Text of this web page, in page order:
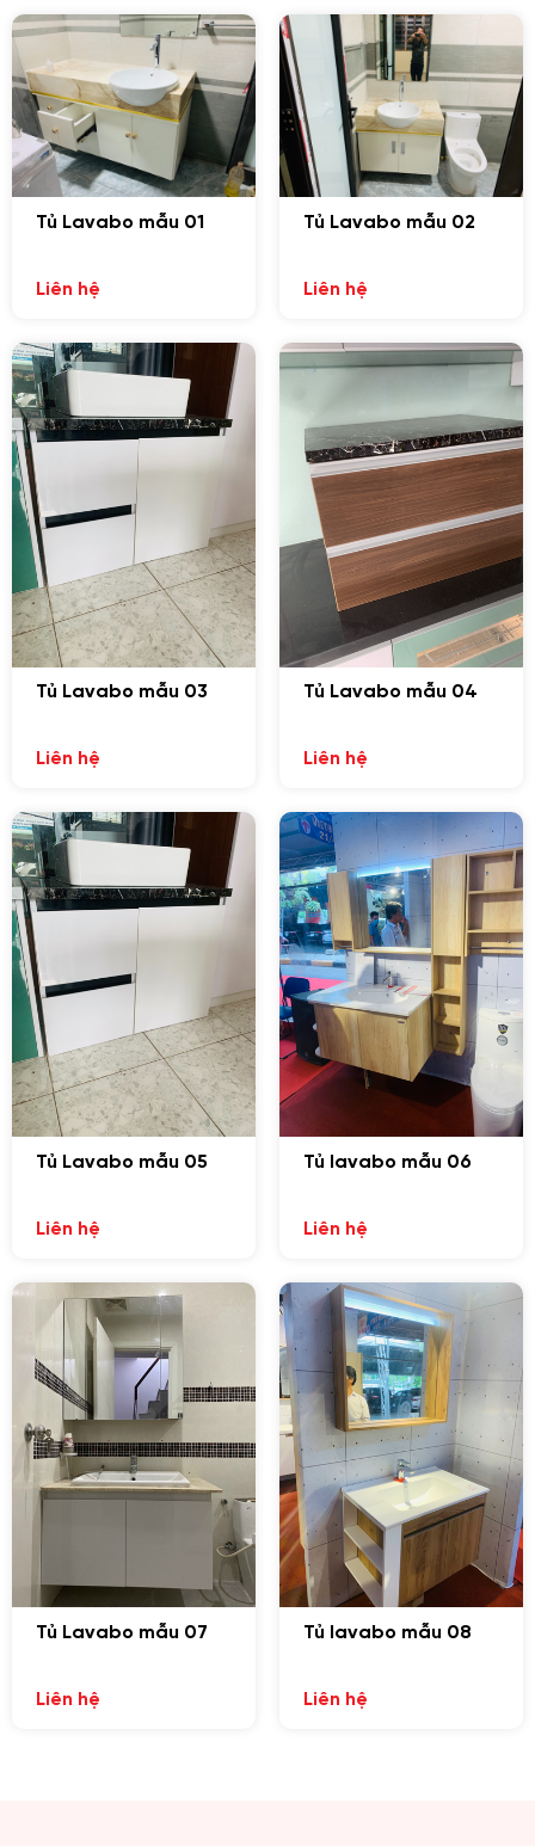
thiết kế với nhiều kích thước, mẫu mã và màu sắc đa
dạng. Tùy vào diện tích, kiến trúc phòng tắm cũng như sở
thích mà gia chủ có thể chọn mẫu tủ phù hợp.
Bộ tủ Lavabo giá rẻ
đang ngày càng được yêu thích và
là sản phẩm không thể thiếu khi trang trí phòng tắm. Lý
do nó được ưa chuộng là bởi nó có nhiều ưu điểm vượt
trội khiến khách hàng hài lòng như:
Tủ Lavabo được làm từ nhiều chất liệu khác nhau, trong
bằng nhựa PVC có khả năng chống nước tốt, thích hợp
với môi trường ẩm ướt như nhà tắm, nhà vệ sinh.
Tủ Lavabo nhựa treo tường giá rẻlà một sản phẩm làm
từ nhựa nên không bị mối mọt, côn trùng tấn công. Có độ
bền cao, không cong vênh, sử dụng lâu dài.
Tủ Lavabo có độ bền cao
Sản phẩm
được thiết kế mang phong
chung cư, biệt thự cho đến nhà hàng, khách sạn,…Sở hữu
màu sắc đa dạng từ đơn sắc, đá, ánh kim đến vân gỗ
sang trọng, tủ Lavabo đẹp đã mang đến khá nhiều lựa
chọn cho khách hàng.
Dễ dàng di chuyển, tháo lắp, vệ sinh
Khối lượng nhẹ,tủ Lavabo nhựa treo tường giá rẻ Hà
dễ dàng di chuyển, tháo lắp. Đặc biệt khi muốn
chuyển nhà bạn có thể tháo rời lắp lại sản phẩm mà
không ảnh hưởng đến kết cấu.
hàng ưa chuộng?
Tủ Lavabo mẫu 01
Liên hệ
Tủ Lavabo mẫu 02
Liên hệ
Tủ Lavabo mẫu 03
Liên hệ
Tủ Lavabo mẫu 04
Liên hệ
Tủ Lavabo mẫu 05
Liên hệ
Tủ lavabo mẫu 06
Liên hệ
Tủ Lavabo mẫu 07
Liên hệ
Tủ lavabo mẫu 08
Liên hệ